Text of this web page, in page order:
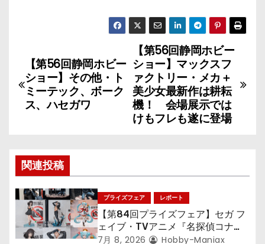
投
稿
ナ
ゲ
ー
シ
ョ
【第56回静岡ホビー
ショー】マックスフ
ァクトリー・メカ＋
美少女最新作は耕耘
機！ 会場展示では
けもフレも遂に登場
【第56回静岡ホビー
ショー】その他・ト
ミーテック、ボーク
ス、ハセガワ
関連投稿
プライズフェア レポート
【第84回プライズフェア】セガ フ
ェイブ・TVアニメ『名探偵コナ
ン』TVアニメ『呪術廻戦』『〈物
7月 8, 2026 Hobby-Maniax